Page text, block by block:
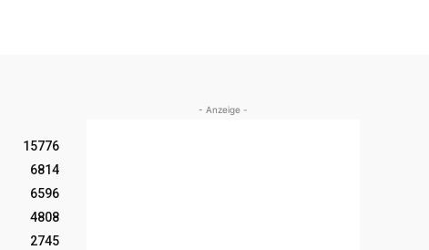
15776
6814
6596
4808
2745
- Anzeige -